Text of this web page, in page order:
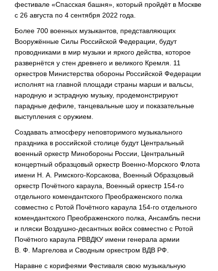
фестивале «Спасская башня», который пройдёт в Москве
с 26 августа по 4 сентября 2022 года.
Более 700 военных музыкантов, представляющих
Вооружённые Силы Российской Федерации, будут
проводниками в мир музыки и яркого действа, которое
развернётся у стен древнего и великого Кремля. 11
оркестров Министерства обороны Российской Федерации
исполнят на главной площади страны марши и вальсы,
народную и эстрадную музыку, продемонстрируют
парадные дефиле, танцевальные шоу и показательные
выступления с оружием.
Создавать атмосферу неповторимого музыкального
праздника в российской столице будут Центральный
военный оркестр Минобороны России, Центральный
концертный образцовый оркестр Военно-Морского Флота
имени Н. А. Римского-Корсакова, Военный Образцовый
оркестр Почётного караула, Военный оркестр 154-го
отдельного комендантского Преображенского полка
совместно с Ротой Почётного караула 154-го отдельного
комендантского Преображенского полка, Ансамбль песни
и пляски Воздушно-десантных войск совместно с Ротой
Почётного караула РВВДКУ имени генерала армии
В. Ф. Маргелова и Сводным оркестром ВДВ РФ.
Наравне с корифеями Фестиваля свою музыкальную